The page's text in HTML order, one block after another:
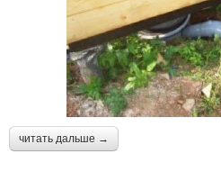
читать дальше →